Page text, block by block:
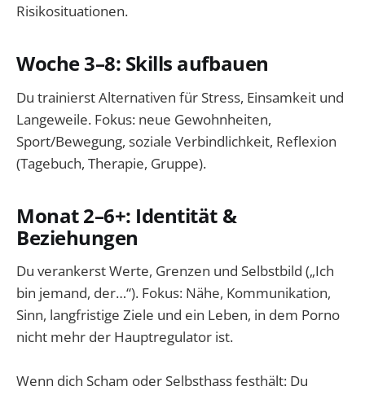
Risikosituationen.
Woche 3–8: Skills aufbauen
Du trainierst Alternativen für Stress, Einsamkeit und
Langeweile. Fokus: neue Gewohnheiten,
Sport/Bewegung, soziale Verbindlichkeit, Reflexion
(Tagebuch, Therapie, Gruppe).
Monat 2–6+: Identität &
Beziehungen
Du verankerst Werte, Grenzen und Selbstbild („Ich
bin jemand, der…“). Fokus: Nähe, Kommunikation,
Sinn, langfristige Ziele und ein Leben, in dem Porno
nicht mehr der Hauptregulator ist.
Wenn dich Scham oder Selbsthass festhält: Du